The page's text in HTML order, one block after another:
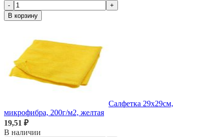
-
+
В корзину
Салфетка 29х29см,
микрофибра, 200г/м2, желтая
19,51 ₽
В наличии